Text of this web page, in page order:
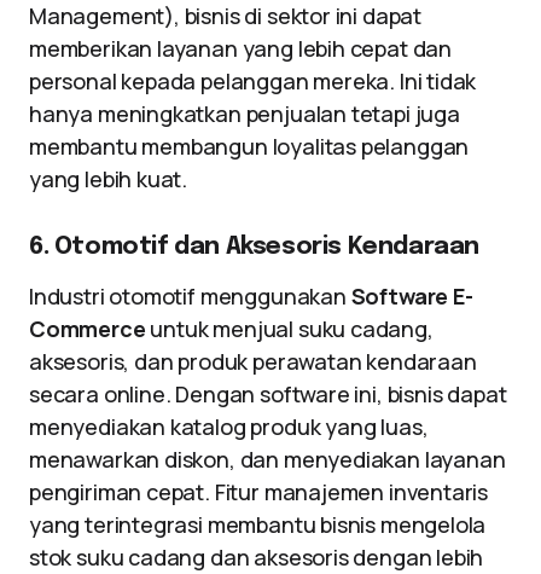
Management), bisnis di sektor ini dapat
memberikan layanan yang lebih cepat dan
personal kepada pelanggan mereka. Ini tidak
hanya meningkatkan penjualan tetapi juga
membantu membangun loyalitas pelanggan
yang lebih kuat.
6. Otomotif dan Aksesoris Kendaraan
Industri otomotif menggunakan Software E-
Commerce untuk menjual suku cadang,
aksesoris, dan produk perawatan kendaraan
secara online. Dengan software ini, bisnis dapat
menyediakan katalog produk yang luas,
menawarkan diskon, dan menyediakan layanan
pengiriman cepat. Fitur manajemen inventaris
yang terintegrasi membantu bisnis mengelola
stok suku cadang dan aksesoris dengan lebih